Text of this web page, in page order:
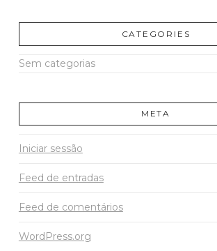
CATEGORIES
Sem categorias
META
Iniciar sessão
Feed de entradas
Feed de comentários
WordPress.org